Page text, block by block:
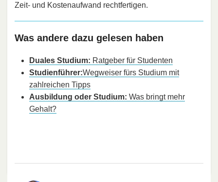
Zeit- und Kostenaufwand rechtfertigen.
Was andere dazu gelesen haben
Duales Studium: Ratgeber für Studenten
Studienführer:Wegweiser fürs Studium mit
zahlreichen Tipps
Ausbildung oder Studium: Was bringt mehr
Gehalt?